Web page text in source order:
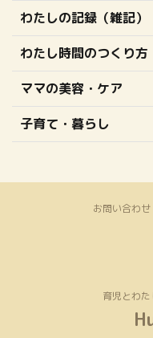
わたしの記録（雑記）
わたし時間のつくり方
ママの美容・ケア
子育て・暮らし
お問い合わせ
育児とわた